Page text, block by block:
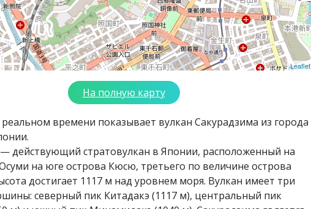
Leaflet
На полную карту
времени показывает вулкан Сакурадзима из города
действующий стратовулкан в Японии, расположенный на
на юге острова Кюсю, третьего по величине острова
достигает 1117 м над уровнем моря. Вулкан имеет три
северный пик Китадакэ (1117 м), центральный пик